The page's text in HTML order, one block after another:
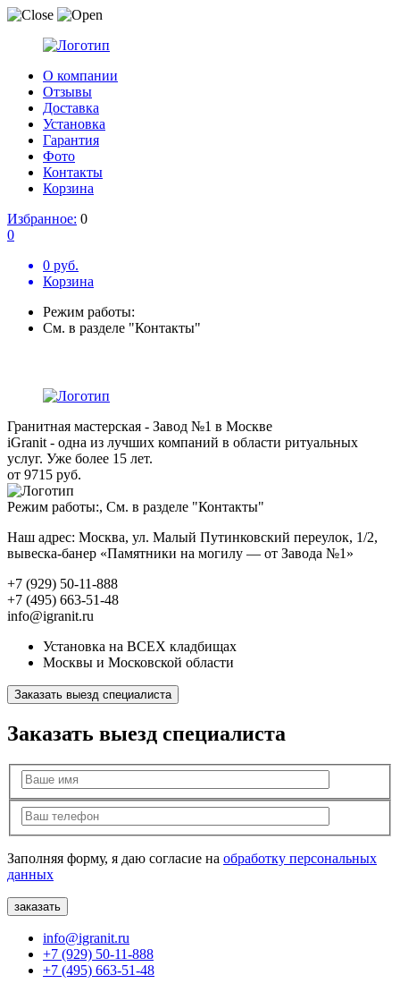
О компании
Отзывы
Доставка
Установка
Гарантия
Фото
Контакты
Корзина
Избранное: 0
0
0 руб.
Корзина
Режим работы:
См. в разделе "Контакты"
Гранитная мастерская - Завод №1 в Москве
iGranit - одна из лучших компаний в области ритуальных
услуг. Уже более 15 лет.
от 9715 руб.
Режим работы:, См. в разделе "Контакты"
Наш адрес: Москва, ул. Малый Путинковский переулок, 1/2,
вывеска-банер «Памятники на могилу — от Завода №1»
+7 (929) 50-11-888
+7 (495) 663-51-48
info@igranit.ru
Установка на ВСЕХ кладбищах
Москвы и Московской области
Заказать выезд специалиста
Заказать выезд специалиста
Заполняя форму, я даю согласие на обработку персональных
данных
info@igranit.ru
+7 (929) 50-11-888
+7 (495) 663-51-48